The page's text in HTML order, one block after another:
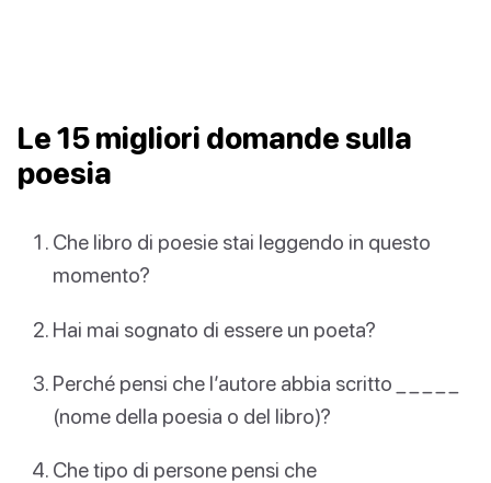
Le 15 migliori domande sulla
poesia
Che libro di poesie stai leggendo in questo
momento?
Hai mai sognato di essere un poeta?
Perché pensi che l’autore abbia scritto _ _ _ _ _
(nome della poesia o del libro)?
Che tipo di persone pensi che